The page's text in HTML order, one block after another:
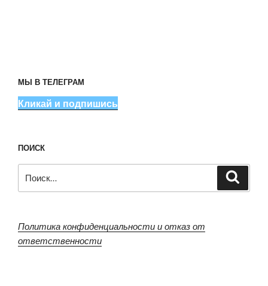
МЫ В ТЕЛЕГРАМ
Кликай и подпишись
ПОИСК
Политика конфиденциальности и отказ от
ответственности